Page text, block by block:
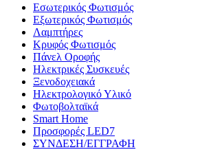
Εσωτερικός Φωτισμός
Εξωτερικός Φωτισμός
Λαμπτήρες
Κρυφός Φωτισμός
Πάνελ Οροφής
Ηλεκτρικές Συσκευές
Ξενοδοχειακά
Ηλεκτρολογικό Υλικό
Φωτοβολταϊκά
Smart Home
Προσφορές LED7
ΣΥΝΔΕΣΗ/ΕΓΓΡΑΦΗ